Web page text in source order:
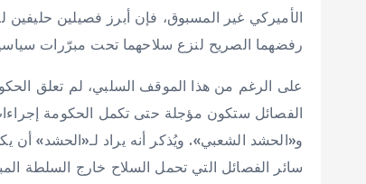
الأميركي غير المسبوق، فإن أبرز فصيلين حليفين
رفضهما الصريح لنزع سلاحهما تحت مبرّرات
على الرغم من هذا الموقف السلبي، لم تعلق
الفصائل ستكون مؤجلة حتى تكمل الحكومة
و«الحشد الشعبي». ويُذكر أنه يراد لـ«الحشد» أن
سائر الفصائل التي تحمل السلاح خارج السلطة